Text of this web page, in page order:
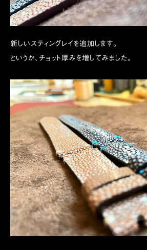
新しいスティングレイを追加します。
というか、チョット厚みを増してみました。